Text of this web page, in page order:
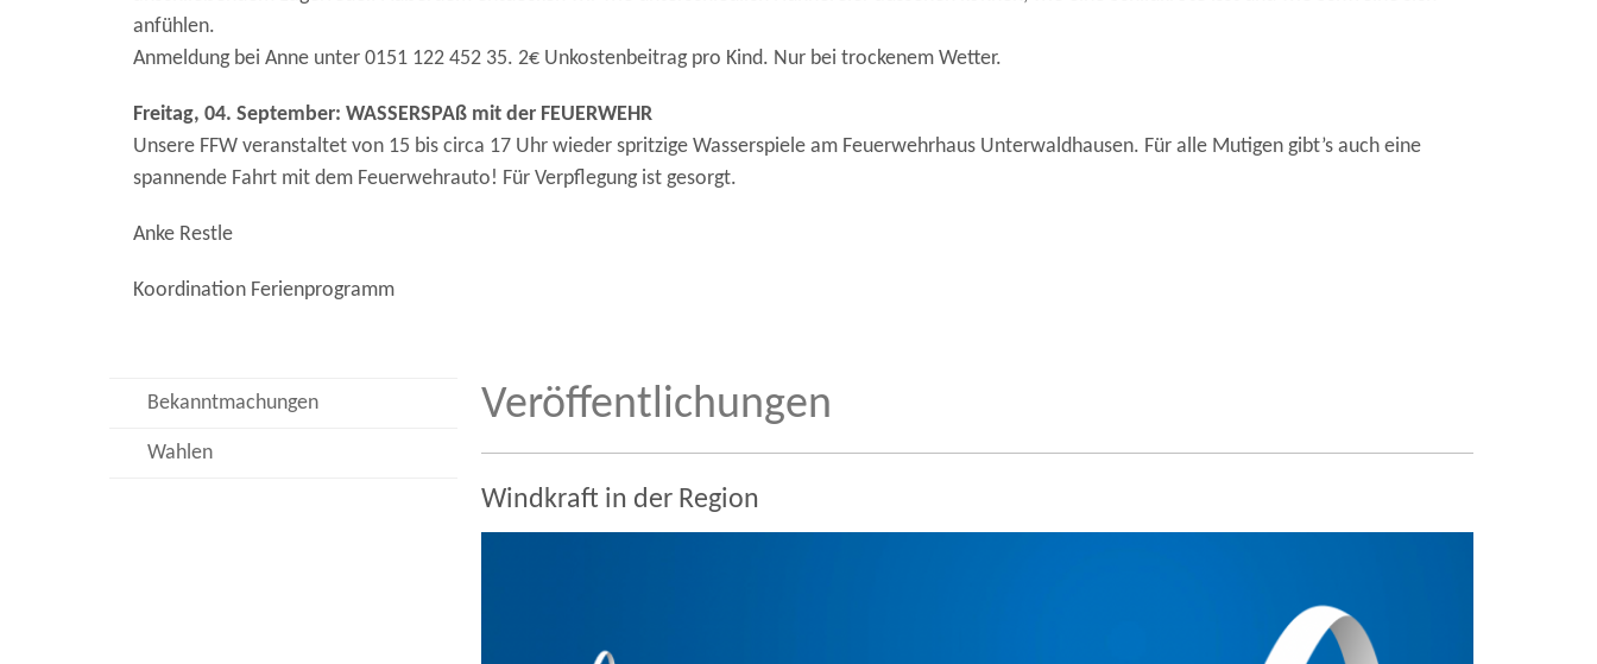
anfühlen.
Anmeldung bei Anne unter 0151 122 452 35. 2€ Unkostenbeitrag pro Kind. Nur bei trockenem Wetter.
Freitag, 04. September: WASSERSPAß mit der FEUERWEHR
Unsere FFW veranstaltet von 15 bis circa 17 Uhr wieder spritzige Wasserspiele am Feuerwehrhaus Unterwaldhausen. Für alle Mutigen gibt’s auch eine
spannende Fahrt mit dem Feuerwehrauto! Für Verpflegung ist gesorgt.
Anke Restle
Koordination Ferienprogramm
Bekanntmachungen
Wahlen
Veröffentlichungen
Windkraft in der Region